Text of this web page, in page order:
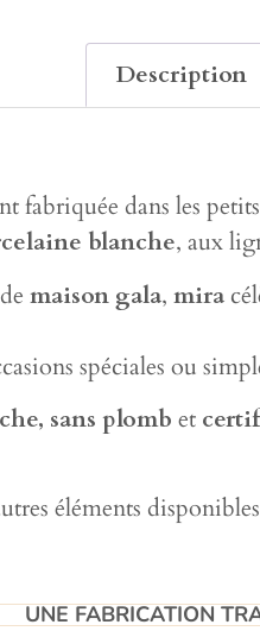
Description
fabriquée dans les
blanche, aux
maison gala, mira
spéciales ou
sans plomb et
éléments
UNE FABRICATION